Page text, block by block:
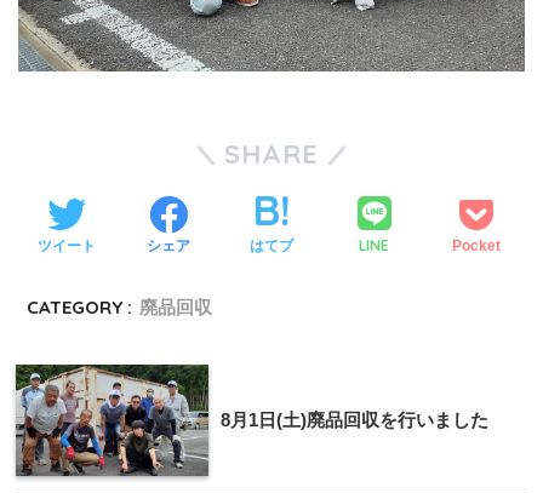
SHARE
ツイート シェア はてブ LINE Pocket
CATEGORY : 廃品回収
8月1日(土)廃品回収を行いました